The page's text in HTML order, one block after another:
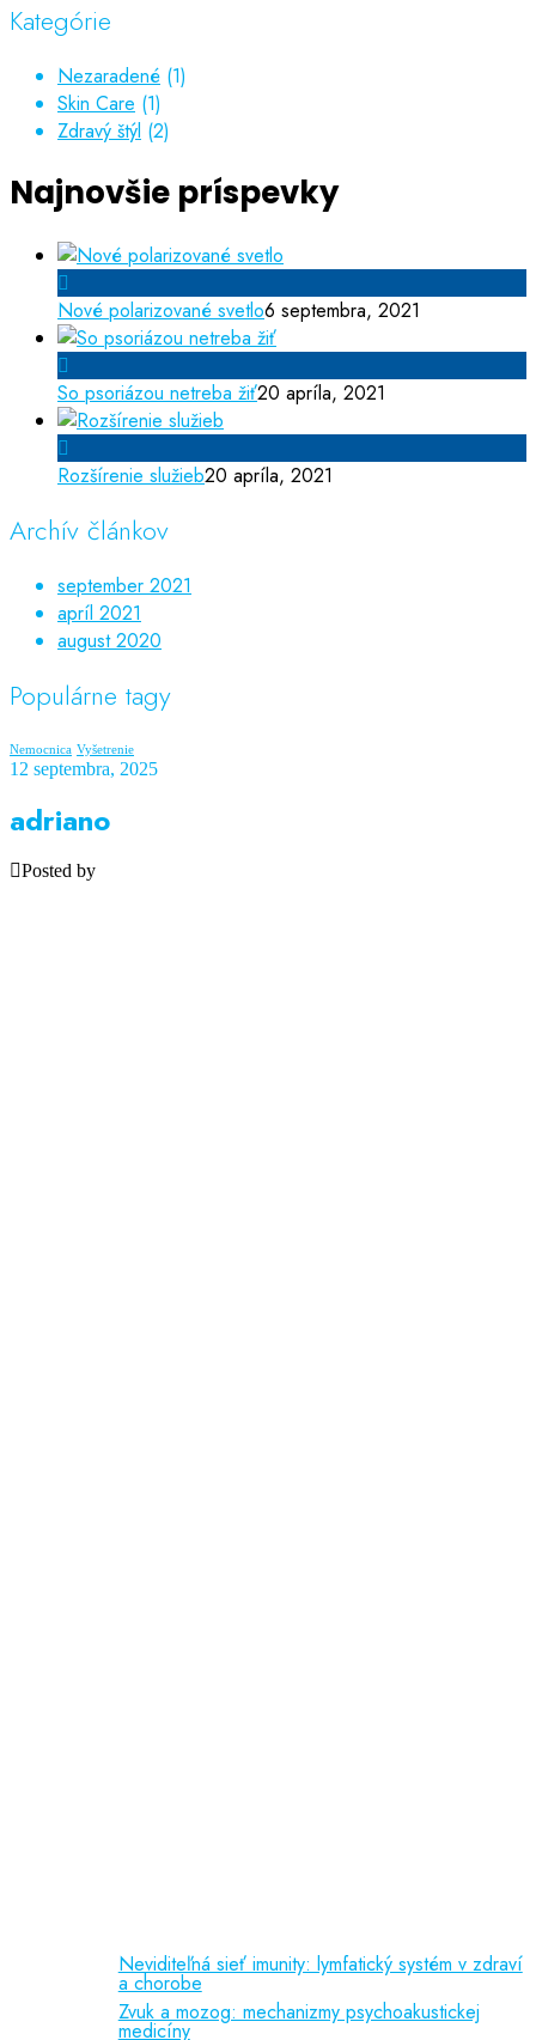
Kategórie
Nezaradené (1)
Skin Care (1)
Zdravý štýl (2)
Najnovšie príspevky
Nové polarizované svetlo6 septembra, 2021
So psoriázou netreba žiť20 apríla, 2021
Rozšírenie služieb20 apríla, 2021
Archív článkov
september 2021
apríl 2021
august 2020
Populárne tagy
Nemocnica Vyšetrenie
12 septembra, 2025
adriano
Posted by
Neviditeľná sieť imunity: lymfatický systém v zdraví
a chorobe
Zvuk a mozog: mechanizmy psychoakustickej
medicíny